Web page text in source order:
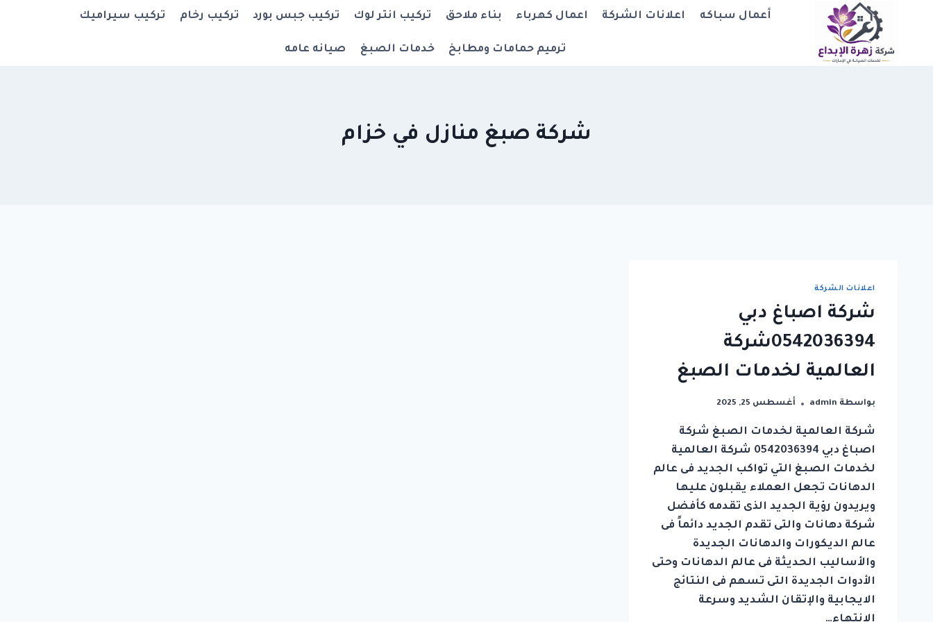
المحتوى
أعمال سباكه اعلانات الشركة اعمال كهرباء بناء ملاحق تركيب انتر لوك تركيب جبس بورد تركيب رخام تركيب سيراميك
ترميم حمامات ومطابخ خدمات الصبغ صيانه عامه
شركة صبغ منازل في خزام
اعلانات الشركة
شركة اصباغ دبي
0542036394شركة
العالمية لخدمات الصبغ
بواسطة admin أغسطس 25, 2025
شركة العالمية لخدمات الصبغ شركة
اصباغ دبي 0542036394 شركة العالمية
لخدمات الصبغ التي تواكب الجديد فى عالم
الدهانات تجعل العملاء يقبلون عليها
ويريدون رؤية الجديد الذى تقدمه كأفضل
شركة دهانات والتى تقدم الجديد دائماً فى
عالم الديكورات والدهانات الجديدة
والأساليب الحديثة فى عالم الدهانات وحتى
الأدوات الجديدة التى تسهم فى النتائج
الايجابية والإتقان الشديد وسرعة